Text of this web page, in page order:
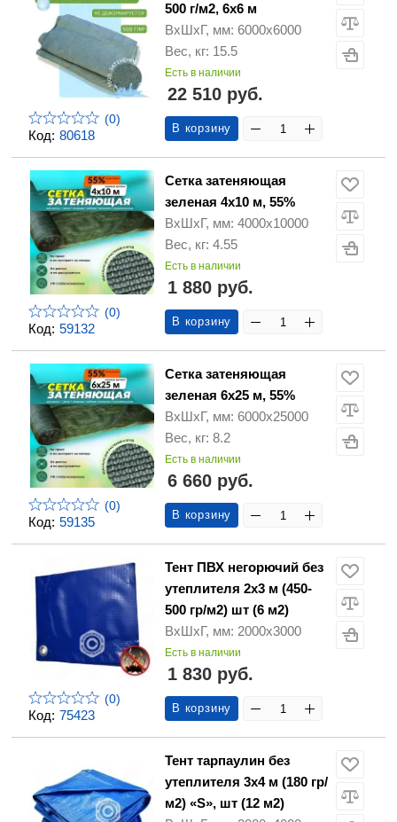
Код: 80618
(0)
500 г/м2, 6х6 м
ВхШхГ, мм: 6000х6000
Вес, кг: 15.5
Есть в наличии
22 510 руб.
В корзину
Код: 59132
(0)
Сетка затеняющая
зеленая 4х10 м, 55%
ВхШхГ, мм: 4000х10000
Вес, кг: 4.55
Есть в наличии
1 880 руб.
В корзину
Код: 59135
(0)
Сетка затеняющая
зеленая 6х25 м, 55%
ВхШхГ, мм: 6000х25000
Вес, кг: 8.2
Есть в наличии
6 660 руб.
В корзину
Код: 75423
(0)
Тент ПВХ негорючий без
утеплителя 2х3 м (450-
500 гр/м2) шт (6 м2)
ВхШхГ, мм: 2000х3000
Есть в наличии
1 830 руб.
В корзину
Тент тарпаулин без
утеплителя 3х4 м (180 гр/
м2) «S», шт (12 м2)